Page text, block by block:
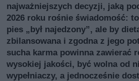
najważniejszych decyzji, jaką
2026 roku rośnie świadomość:
pies „był najedzony”, ale by
zbilansowana i zgodna z jego
sucha karma powinna zawierać
wysokiej jakości, być wolna od
wypełniaczy, a jednocześnie